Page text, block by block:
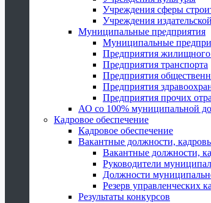
Учреждения сферы
Учреждения
Муниципальные предприятия
Муниципальные
Предприятия жилищного
Предприятия транспорта
Предприятия
Предприятия
Предприятия прочих
АО со 100% муниципальной
Кадровое обеспечение
Кадровое обеспечение
Вакантные должности,
Вакантные должности,
Руководители
Должности
Резерв управленческих
Результаты конкурсов